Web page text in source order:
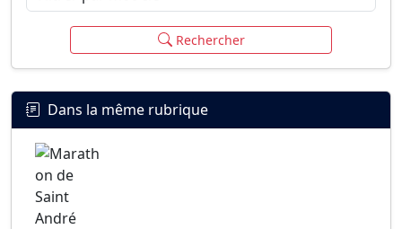
Rechercher
Dans la même rubrique